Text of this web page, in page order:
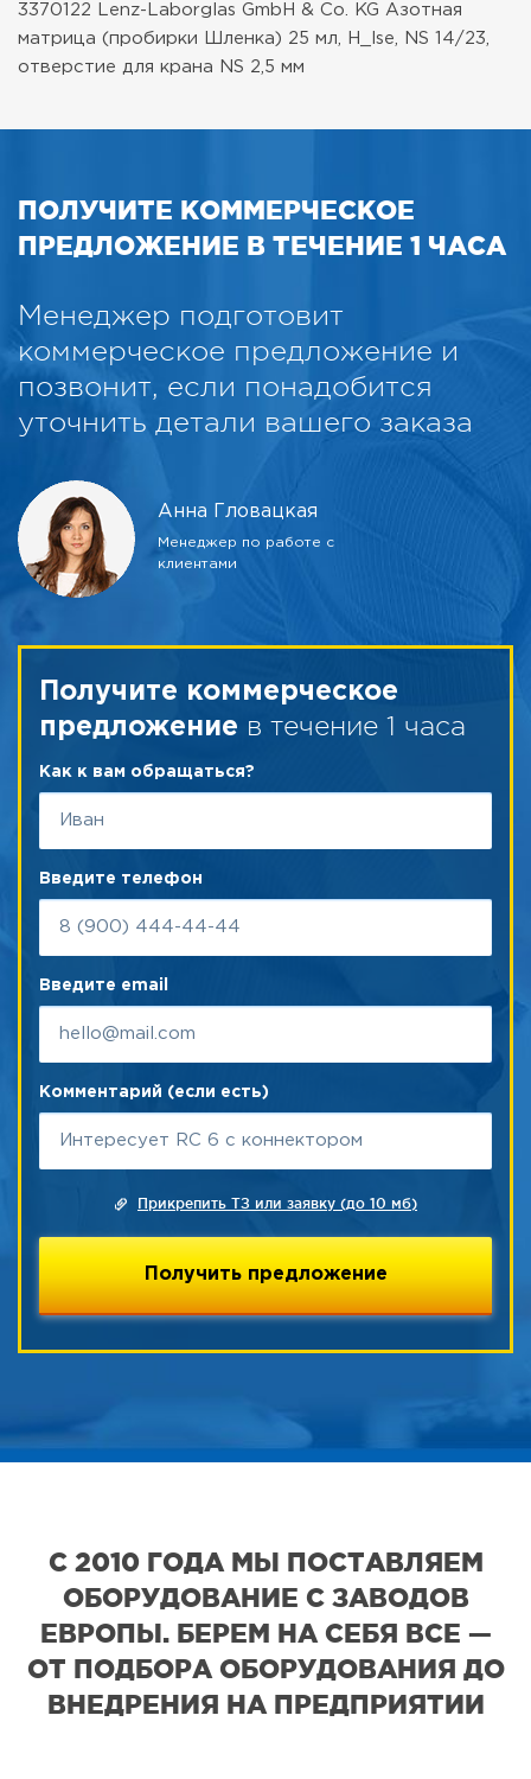
3370122 Lenz-Laborglas GmbH & Co. KG Азотная
матрица (пробирки Шленка) 25 мл, H_lse, NS 14/23,
отверстие для крана NS 2,5 мм
ПОЛУЧИТЕ КОММЕРЧЕСКОЕ
ПРЕДЛОЖЕНИЕ В ТЕЧЕНИЕ 1 ЧАСА
Менеджер подготовит
коммерческое предложение и
позвонит, если понадобится
уточнить детали вашего заказа
Анна Гловацкая
Менеджер по работе с
клиентами
Получите коммерческое
предложение в течение 1 часа
Как к вам обращаться?
Введите телефон
Введите email
Комментарий (если есть)
Прикрепить ТЗ или заявку (до 10 мб)
С 2010 ГОДА МЫ ПОСТАВЛЯЕМ
ОБОРУДОВАНИЕ С ЗАВОДОВ
ЕВРОПЫ. БЕРЕМ НА СЕБЯ ВСЕ —
ОТ ПОДБОРА ОБОРУДОВАНИЯ ДО
ВНЕДРЕНИЯ НА ПРЕДПРИЯТИИ